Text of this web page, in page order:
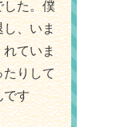
した。僕
し、いま
れていま
たりして
です